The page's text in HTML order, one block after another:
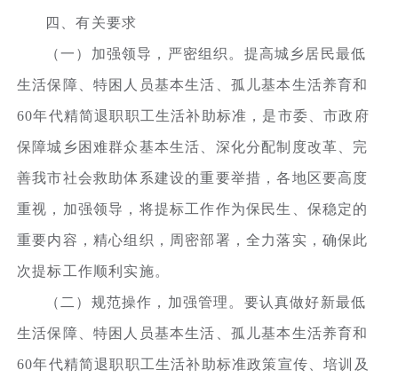
四、有关要求
（一）加强领导，严密组织。提高城乡居民最低
生活保障、特困人员基本生活、孤儿基本生活养育和
60年代精简退职职工生活补助标准，是市委、市政府
保障城乡困难群众基本生活、深化分配制度改革、完
善我市社会救助体系建设的重要举措，各地区要高度
重视，加强领导，将提标工作作为保民生、保稳定的
重要内容，精心组织，周密部署，全力落实，确保此
次提标工作顺利实施。
（二）规范操作，加强管理。要认真做好新最低
生活保障、特困人员基本生活、孤儿基本生活养育和
60年代精简退职职工生活补助标准政策宣传、培训及